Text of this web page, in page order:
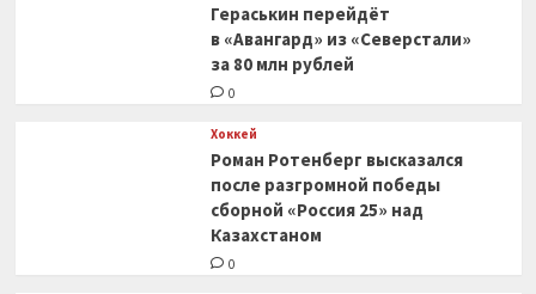
Гераськин перейдёт
в «Авангард» из «Северстали»
за 80 млн рублей
0
Хоккей
Роман Ротенберг высказался
после разгромной победы
сборной «Россия 25» над
Казахстаном
0